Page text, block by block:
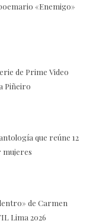
«Enemigo»
de Prime Video
Piñeiro
que reúne 12
de Carmen
Lima 2026